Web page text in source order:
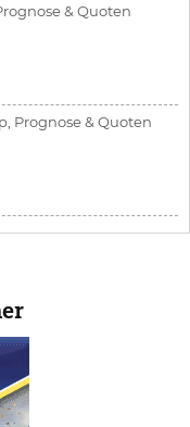
& Quoten
Prognose & Quoten